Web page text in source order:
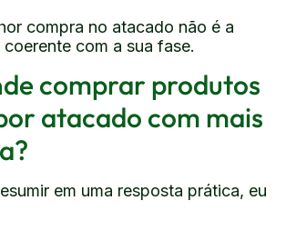
compra no atacado não é a
coerente com a sua fase.
comprar produtos
atacado com mais
em uma resposta prática, eu